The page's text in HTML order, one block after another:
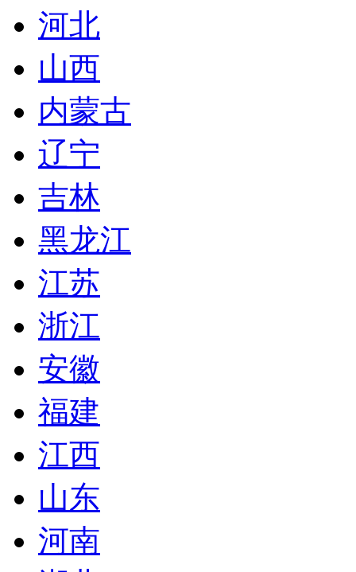
河北
山西
内蒙古
辽宁
吉林
黑龙江
江苏
浙江
安徽
福建
江西
山东
河南